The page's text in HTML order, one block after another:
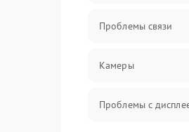
Проблемы связи
Камеры
Проблемы с